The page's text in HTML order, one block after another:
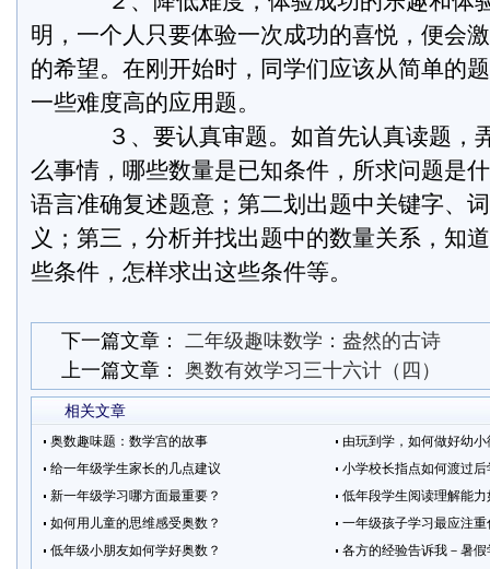
明，一个人只要体验一次成功的喜悦，便会
的希望。在刚开始时，同学们应该从简单的
一些难度高的应用题。
３、要认真审题。如首先认真读题，
么事情，哪些数量是已知条件，所求问题是
语言准确复述题意；第二划出题中关键字、
义；第三，分析并找出题中的数量关系，知
些条件，怎样求出这些条件等。
下一篇文章： 二年级趣味数学：盎然的古诗
上一篇文章： 奥数有效学习三十六计（四）
相关文章
奥数趣味题：数学宫的故事
由玩到学，如何做好幼
给一年级学生家长的几点建议
小学校长指点如何渡过
新一年级学习哪方面最重要？
低年段学生阅读理解能
如何用儿童的思维感受奥数？
一年级孩子学习最应注重
低年级小朋友如何学好奥数？
各方的经验告诉我－暑